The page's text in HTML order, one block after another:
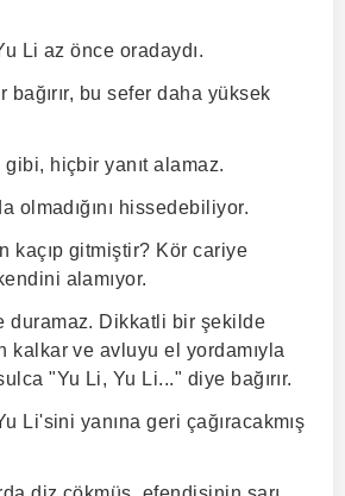
Li az önce oradaydı.
bu sefer daha yüksek
hiçbir yanıt alamaz.
olmadığını hissedebiliyor.
kaçıp gitmiştir? Kör cariye
alamıyor.
duramaz. Dikkatli bir şekilde
kalkar ve avluyu el yordamıyla
"Yu Li, Yu Li..." diye bağırır.
Li'sini yanına geri çağıracakmış